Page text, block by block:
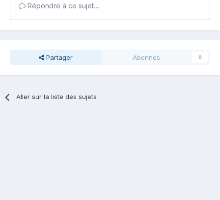
Répondre à ce sujet…
Partager Abonnés 0
Aller sur la liste des sujets